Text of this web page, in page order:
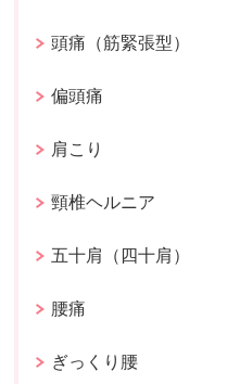
頭痛（筋緊張型）
偏頭痛
肩こり
頸椎ヘルニア
五十肩（四十肩）
腰痛
ぎっくり腰